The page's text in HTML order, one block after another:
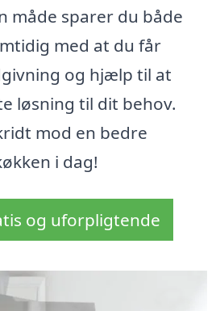
måde sparer du både
med at du får
og hjælp til at
løsning til dit behov.
mod en bedre
i dag!
og uforpligtende